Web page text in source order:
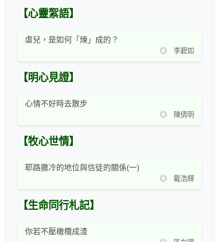
【心靈絮語】
虐兒，是如何「煉」成的？
◎ 李碧如
【明心見證】
心情不好時去散步
◎ 陳倩明
【牧心世情】
耶路撒冷的地位與信徒的關係(一)
◎ 戴浩輝
【生命同行札記】
你若不壓橄欖成渣